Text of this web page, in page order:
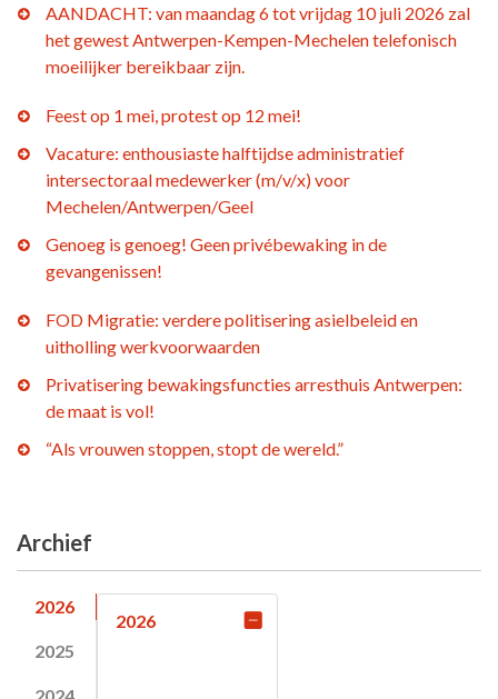
AANDACHT: van maandag 6 tot vrijdag 10 juli 2026 zal
het gewest Antwerpen-Kempen-Mechelen telefonisch
moeilijker bereikbaar zijn.
Feest op 1 mei, protest op 12 mei!
Vacature: enthousiaste halftijdse administratief
intersectoraal medewerker (m/v/x) voor
Mechelen/Antwerpen/Geel
Genoeg is genoeg! Geen privébewaking in de
gevangenissen!
FOD Migratie: verdere politisering asielbeleid en
uitholling werkvoorwaarden
Privatisering bewakingsfuncties arresthuis Antwerpen:
de maat is vol!
“Als vrouwen stoppen, stopt de wereld.”
Archief
2026
2025
2026